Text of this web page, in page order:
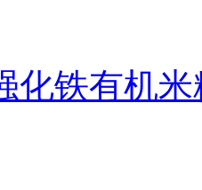
化铁有机米